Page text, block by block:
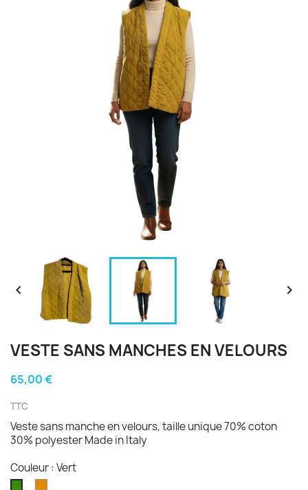
 
VESTE SANS MANCHES EN VELOURS
65,00 €
TTC
Veste sans manche en velours, taille unique 70% coton
30% polyester Made in Italy
Couleur : Vert